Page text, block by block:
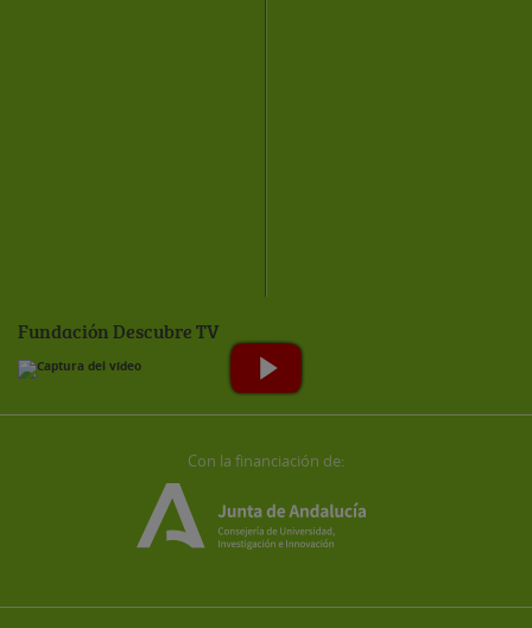
Fundación Descubre TV
Con la financiación de: